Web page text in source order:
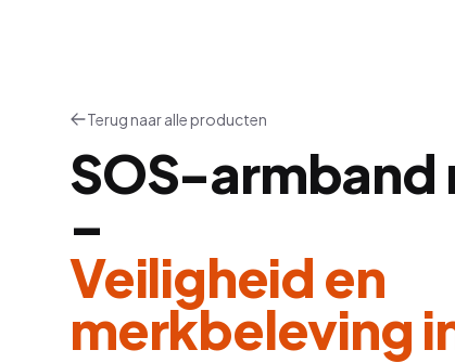
Terug naar alle producten
SOS-armband
–
Veiligheid en
merkbeleving